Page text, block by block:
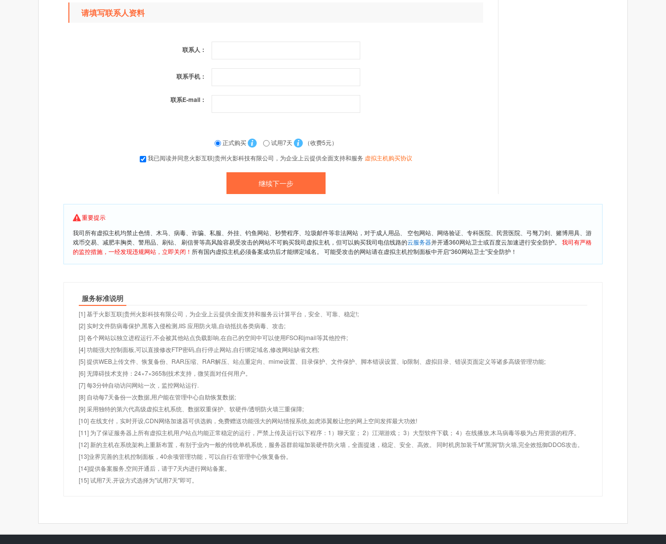
请填写联系人资料
联系人：
联系手机：
联系E-mail：
正式购买 试用7天
（收费5元）
我已阅读并同意火影互联|贵州火影科技有限公司，为企业上云提供全面支持和服务 虚拟主机购买协议
重要提示
我司所有虚拟主机均禁止色情、木马、病毒、诈骗、私服、外挂、钓鱼网站、秒赞程序、垃圾邮件等非法网站，对于成人用品、 空包网站、网络验证、专科医院、民营医院、弓驽刀剑、赌博用具、游
戏币交易、减肥丰胸类、警用品、刷钻、 刷信誉等高风险容易受攻击的网站不可购买我司虚拟主机，但可以购买我司电信线路的云服务器并开通360网站卫士或百度云加速进行安全防护。 我司有严格
的监控措施，一经发现违规网站，立即关闭！ 所有国内虚拟主机必须备案成功后才能绑定域名。 可能受攻击的网站请在虚拟主机控制面板中开启“360网站卫士”安全防护！
服务标准说明
[1] 基于火影互联|贵州火影科技有限公司，为企业上云提供全面支持和服务云计算平台，安全、可靠、稳定!;
[2] 实时文件防病毒保护,黑客入侵检测,IIS 应用防火墙,自动抵抗各类病毒、攻击;
[3] 各个网站以独立进程运行,不会被其他站点负载影响,在自己的空间中可以使用FSO和jmail等其他控件;
[4] 功能强大控制面板,可以直接修改FTP密码,自行停止网站,自行绑定域名,修改网站缺省文档;
[5] 提供WEB上传文件、恢复备份、RAR压缩、RAR解压、站点重定向、mime设置、目录保护、文件保护、脚本错误设置、ip限制、虚拟目录、错误页面定义等诸多高级管理功能;
[6] 无障碍技术支持：24×7×365制技术支持，微笑面对任何用户。
[7] 每3分钟自动访问网站一次，监控网站运行.
[8] 自动每7天备份一次数据,用户能在管理中心自助恢复数据;
[9] 采用独特的第六代高级虚拟主机系统、数据双重保护、软硬件/透明防火墙三重保障;
[10] 在线支付，实时开设,CDN网络加速器可供选购，免费赠送功能强大的网站情报系统,如虎添翼般让您的网上空间发挥最大功效!
[11] 为了保证服务器上所有虚拟主机用户站点均能正常稳定的运行，严禁上传及运行以下程序：1）聊天室； 2）江湖游戏； 3）大型软件下载； 4）在线播放,木马病毒等极为占用资源的程序。
[12] 新的主机在系统架构上重新布置，有别于业内一般的传统单机系统，服务器群前端加装硬件防火墙，全面提速，稳定、安全、高效。 同时机房加装千M"黑洞"防火墙,完全效抵御DDOS攻击。
[13]业界完善的主机控制面板，40余项管理功能，可以自行在管理中心恢复备份。
[14]提供备案服务,空间开通后，请于7天内进行网站备案。
[15] 试用7天.开设方式选择为"试用7天"即可。